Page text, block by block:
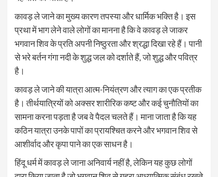
कावड़ ले जाने का मुख्य कारण तपस्या और धार्मिक भक्ति है। इस
प्रथा में भाग लेने वाले लोगों का मानना है कि वे कावड़ ले जाकर
भगवान शिव के प्रति अपनी निष्ठुरता और श्रद्धा दिखा रहे हैं। पानी
से भरे बर्तन गंगा नदी के शुद्ध जल को दर्शाते हैं, जो शुद्ध और पवित्र
है।
कावड़ ले जाने की यात्रा आत्म-नियंत्रण और त्याग का एक प्रतीक
है। तीर्थयात्रियों को अक्सर शारीरिक कष्ट और कई चुनौतियों का
सामना करना पड़ता है जब वे पैदल चलते हैं। माना जाता है कि यह
कठिन यात्रा उनके पापों का प्रायश्चित करने और भगवान शिव से
आशीर्वाद और कृपा पाने का एक साधन है।
हिंदू धर्म में कावड़ ले जाना अनिवार्य नहीं है, लेकिन यह कुछ लोगों